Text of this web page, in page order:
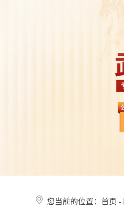
您当前的位置： 首页 -